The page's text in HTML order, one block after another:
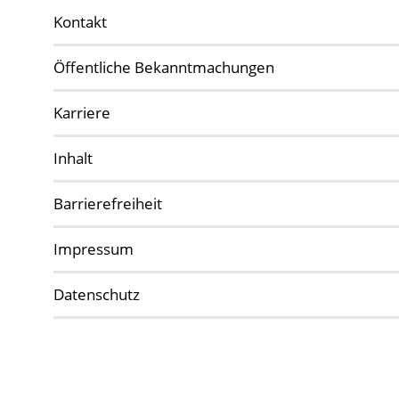
Kontakt
Öffentliche Bekanntmachungen
Karriere
Inhalt
Barrierefreiheit
Impressum
Datenschutz